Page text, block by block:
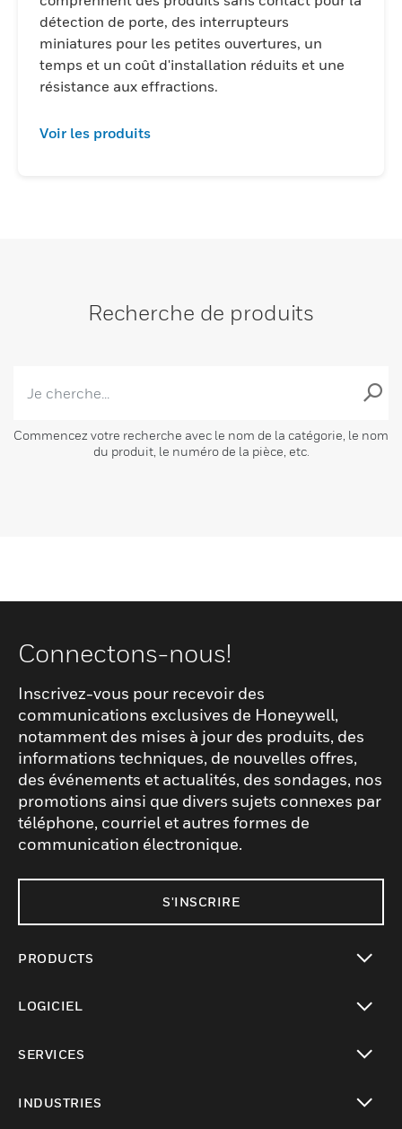
détection de porte, des interrupteurs
miniatures pour les petites ouvertures, un
temps et un coût d'installation réduits et une
résistance aux effractions.
Voir les produits
Recherche de produits
Commencez votre recherche avec le nom de la catégorie, le nom
du produit, le numéro de la pièce, etc.
Connectons-nous!
Inscrivez-vous pour recevoir des
communications exclusives de Honeywell,
notamment des mises à jour des produits, des
informations techniques, de nouvelles offres,
des événements et actualités, des sondages, nos
promotions ainsi que divers sujets connexes par
téléphone, courriel et autres formes de
communication électronique.
S'INSCRIRE
PRODUCTS
LOGICIEL
SERVICES
INDUSTRIES